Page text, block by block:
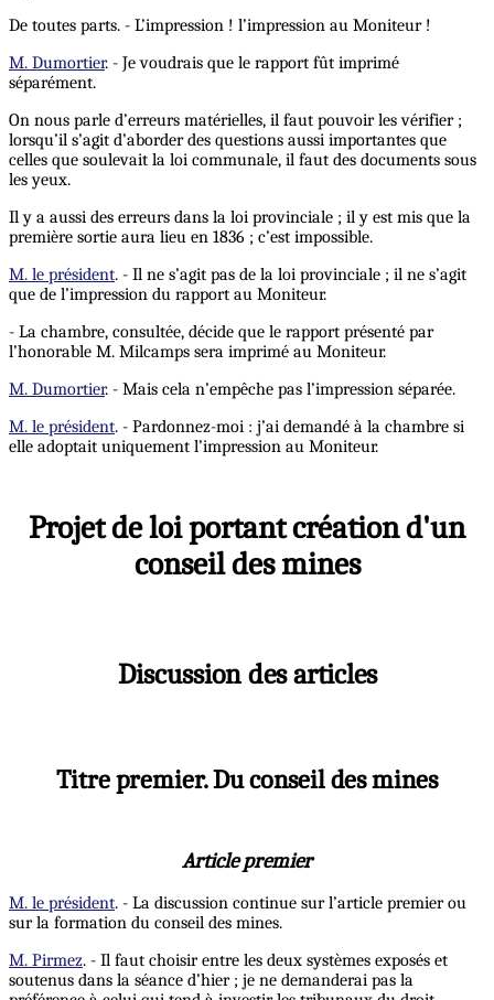
De toutes parts. - L’impression ! l’impression au Moniteur !
M. Dumortier. - Je voudrais que le rapport fût imprimé
séparément.
On nous parle d’erreurs matérielles, il faut pouvoir les vérifier ;
lorsqu’il s’agit d’aborder des questions aussi importantes que
celles que soulevait la loi communale, il faut des documents sous
les yeux.
Il y a aussi des erreurs dans la loi provinciale ; il y est mis que la
première sortie aura lieu en 1836 ; c’est impossible.
M. le président. - Il ne s’agit pas de la loi provinciale ; il ne s’agit
que de l’impression du rapport au Moniteur.
- La chambre, consultée, décide que le rapport présenté par
l’honorable M. Milcamps sera imprimé au Moniteur.
M. Dumortier. - Mais cela n’empêche pas l’impression séparée.
M. le président. - Pardonnez-moi : j’ai demandé à la chambre si
elle adoptait uniquement l’impression au Moniteur.
Projet de loi portant création d'un
conseil des mines
Discussion des articles
Titre premier. Du conseil des mines
Article premier
M. le président. - La discussion continue sur l’article premier ou
sur la formation du conseil des mines.
M. Pirmez. - Il faut choisir entre les deux systèmes exposés et
soutenus dans la séance d’hier ; je ne demanderai pas la